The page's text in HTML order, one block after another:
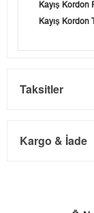
Kayış Kordon
Kayış Kordon
Taksitler
Tek
Kargo & İade
- Sipariş